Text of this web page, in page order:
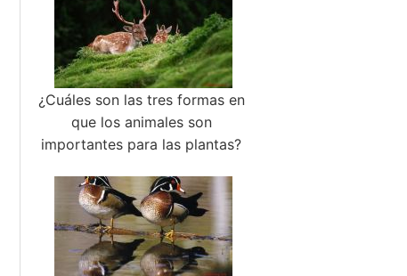
¿Cuáles son las tres formas en
que los animales son
importantes para las plantas?